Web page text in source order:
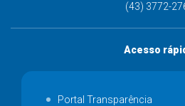
(43) 3772-
Acesso
Portal Transparência